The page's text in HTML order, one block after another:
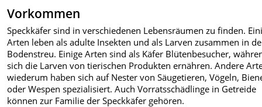
Vorkommen
Speckkäfer sind in verschiedenen Lebensräumen zu finden.
Arten leben als adulte Insekten und als Larven zusammen in
Bodenstreu. Einige Arten sind als Käfer Blütenbesucher,
sich die Larven von tierischen Produkten ernähren. Andere
wiederum haben sich auf Nester von Säugetieren, Vögeln,
oder Wespen spezialisiert. Auch Vorratsschädlinge in Getreide
können zur Familie der Speckkäfer gehören.